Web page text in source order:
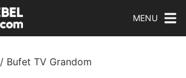
MENU
/ Bufet TV Grandom